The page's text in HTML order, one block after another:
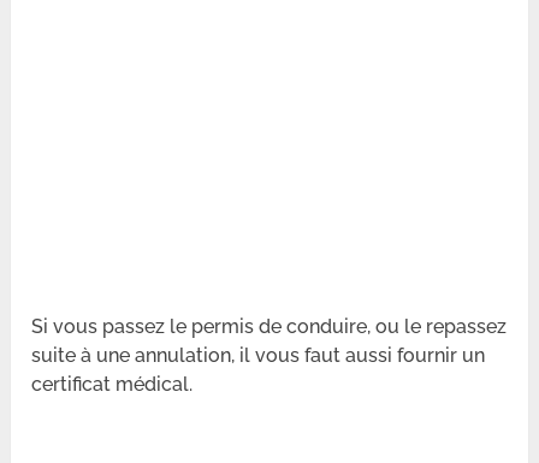
Si vous passez le permis de conduire, ou le repassez
suite à une annulation, il vous faut aussi fournir un
certificat médical.